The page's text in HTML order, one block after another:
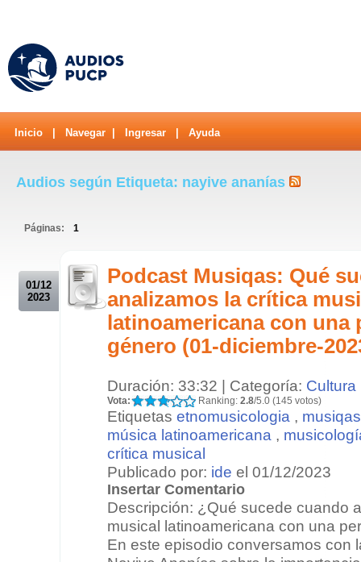
Inicio Navegar Ingresar Ayuda
Audios según Etiqueta: nayive ananías
Páginas: 1
01/12
2023
Podcast Musiqas: Qué
analizamos la crítica
latinoamericana con una
género (01-diciembre-
Duración: 33:32 | Categoría: Cultura
Vota: Ranking: 2.8/5.0 (145 votos)
Etiquetas etnomusicologia , musiqas
música latinoamericana ,
crítica musical
Publicado por: ide el 01/12/2023
Insertar Comentario
Descripción: ¿Qué sucede cuando
musical latinoamericana con una
En este episodio conversamos con